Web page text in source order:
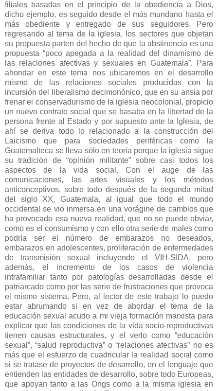
filiales basadas en el principio de la obediencia a Dios,
dicho ejemplo, es seguido desde el más mundano hasta el
más obediente y entregado de sus seguidores. Pero
regresando al tema de la iglesia, los sectores que objetan
su propuesta parten del hecho de que la abstinencia es una
propuesta “poco apegada a la realidad del dinamismo de
las relaciones afectivas y sexuales en Guatemala”. Para
ahondar en este tema nos ubicaremos en el desarrollo
mismo de las relaciones sociales producidas con la
incursión del liberalismo decimonónico, que en su ansia por
frenar el conservadurismo de la iglesia neocolonial, propicio
un nuevo contrato social que se basaba en la libertad de la
persona frente al Estado y por supuesto ante la Iglesia, de
ahí se deriva todo lo relacionado a la construcción del
Laicismo que para sociedades periféricas como la
Guatemalteca se lleva sólo en teoría porque la iglesia sigue
su tradición de “opinión militante” sobre casi todos los
aspectos de la vida social. Con el auge de las
comunicaciones, las artes visuales y los métodos
anticonceptivos, sobre todo después de la segunda mitad
del siglo XX, Guatemala, al igual que todo el mundo
occidental se vio inmersa en una vorágine de cambios que
ha provocado esa nueva realidad, que no se puede obviar,
como es el consumismo y con ello otra serie de males como
podría ser el número de embarazos no deseados,
embarazos en adolescentes, proliferación de enfermedades
de transmisión sexual incluyendo el VIH-SIDA, pero
además, el incremento de los casos de violencia
intrafamiliar tanto por patologías desarrolladas desde el
patriarcado como por las serie de frustraciones que provoca
el mismo sistema. Pero, al lector de este trabajo lo puedo
estar abrumando si en vez de abordar el tema de la
educación sexual acudo a mi vieja formación marxista para
explicar que las condiciones de la vida socio-reproductivas
tienen causas estructurales, y el verlo como “educación
sexual”, “salud reproductiva” o “relaciones afectivas” no es
más que el esfuerzo de cuadricular la realidad social como
si se tratase de proyectos de desarrollo, en el lenguaje que
entienden las entidades de desarrollo, sobre todo Europeas,
que apoyan tanto a las Ongs como a la misma iglesia en